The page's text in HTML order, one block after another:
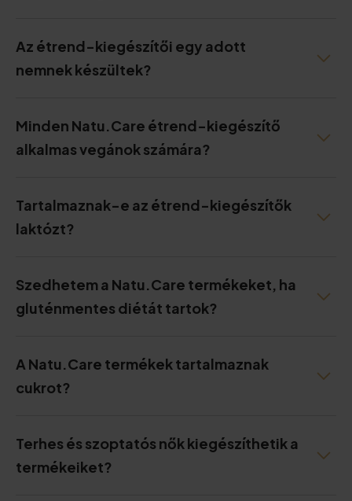
Az étrend-kiegészítői egy adott
nemnek készültek?
Minden Natu.Care étrend-kiegészítő
alkalmas vegánok számára?
Tartalmaznak-e az étrend-kiegészítők
laktózt?
Szedhetem a Natu.Care termékeket, ha
gluténmentes diétát tartok?
A Natu.Care termékek tartalmaznak
cukrot?
Terhes és szoptatós nők kiegészíthetik a
termékeiket?